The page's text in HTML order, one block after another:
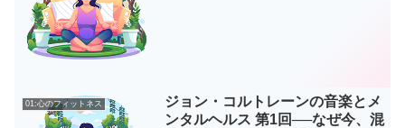
01:心のフィットネス
ジョン・コルトレーンの音楽とメ
ンタルヘルス 第1回──なぜ今、混